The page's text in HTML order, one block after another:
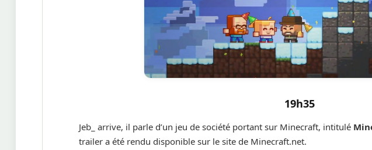
19h35
Jeb_ arrive, il parle d’un jeu de société portant sur Minecraft, intitulé
trailer a été rendu disponible sur le site de Minecraft.net.